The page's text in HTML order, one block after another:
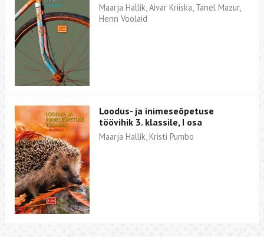
Maarja Hallik, Aivar Kriiska, Tanel Mazur,
Henn Voolaid
Loodus- ja inimeseõpetuse
töövihik 3. klassile, I osa
Maarja Hallik, Kristi Pumbo